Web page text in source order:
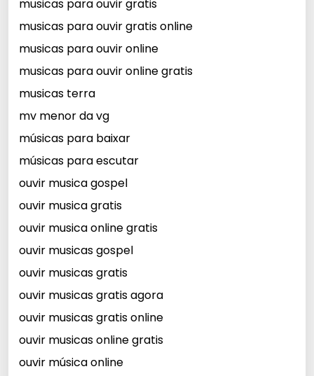
musicas para ouvir gratis
musicas para ouvir gratis online
musicas para ouvir online
musicas para ouvir online gratis
musicas terra
mv menor da vg
músicas para baixar
músicas para escutar
ouvir musica gospel
ouvir musica gratis
ouvir musica online gratis
ouvir musicas gospel
ouvir musicas gratis
ouvir musicas gratis agora
ouvir musicas gratis online
ouvir musicas online gratis
ouvir música online